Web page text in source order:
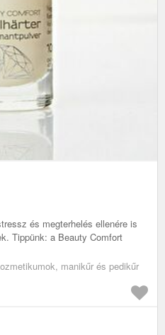
és megterhelés ellenére is
Tippünk: a Beauty Comfort
manikűr és pedikűr